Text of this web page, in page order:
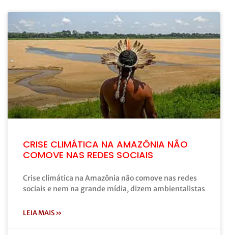
CRISE CLIMÁTICA NA AMAZÔNIA NÃO
COMOVE NAS REDES SOCIAIS
Crise climática na Amazônia não comove nas redes
sociais e nem na grande mídia, dizem ambientalistas
LEIA MAIS »